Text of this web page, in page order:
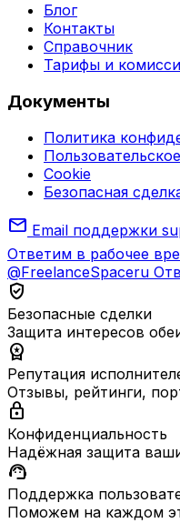
Блог
Контакты
Справочник
Тарифы и
Документы
Политика
Cookie
Безопасная
mail Email поддержки
Ответим в рабочее
@FreelanceSpaceru
verified_user
Безопасные сделки
Защита интересов
workspace_premium
Репутация
Отзывы, рейтинги,
lock
Конфиденциальность
Надёжная защита
support_agent
Поддержка
Поможем на каждом